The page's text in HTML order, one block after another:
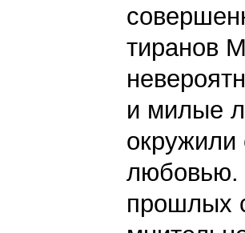
тиранов
и милые
окружили
любовью.
прошлых